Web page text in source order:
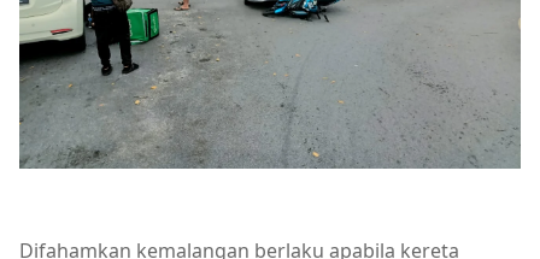
Difahamkan kemalangan berlaku apabila kereta